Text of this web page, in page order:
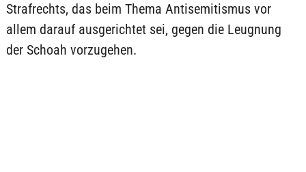
Strafrechts, das beim Thema Antisemitismus vor
allem darauf ausgerichtet sei, gegen die Leugnung
der Schoah vorzugehen.